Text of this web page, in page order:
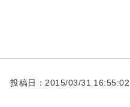
投稿日：2015/03/31 16:55:02